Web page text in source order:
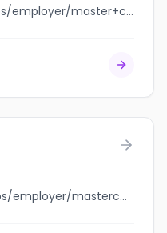
jobbank.gc.ca/browsejobs/employer/master+color+paint+ltd./ca
jobbank.gc.ca/browsejobs/employer/mastercom+inc./ca